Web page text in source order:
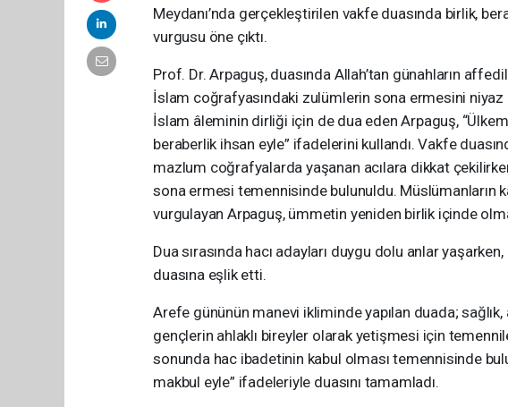
Meydanı’nda gerçekleştirilen vakfe duasında birlik,
vurgusu öne çıktı.
Prof. Dr. Arpaguş, duasında Allah’tan günahların
İslam coğrafyasındaki zulümlerin sona ermesini niyaz
İslam âleminin dirliği için de dua eden Arpaguş,
beraberlik ihsan eyle” ifadelerini kullandı. Vakfe
mazlum coğrafyalarda yaşanan acılara dikkat
sona ermesi temennisinde bulunuldu. Müslümanların
vurgulayan Arpaguş, ümmetin yeniden birlik içinde
Dua sırasında hacı adayları duygu dolu anlar
duasına eşlik etti.
Arefe gününün manevi ikliminde yapılan duada; sağlık,
gençlerin ahlaklı bireyler olarak yetişmesi için
sonunda hac ibadetinin kabul olması temennisinde
makbul eyle” ifadeleriyle duasını tamamladı.